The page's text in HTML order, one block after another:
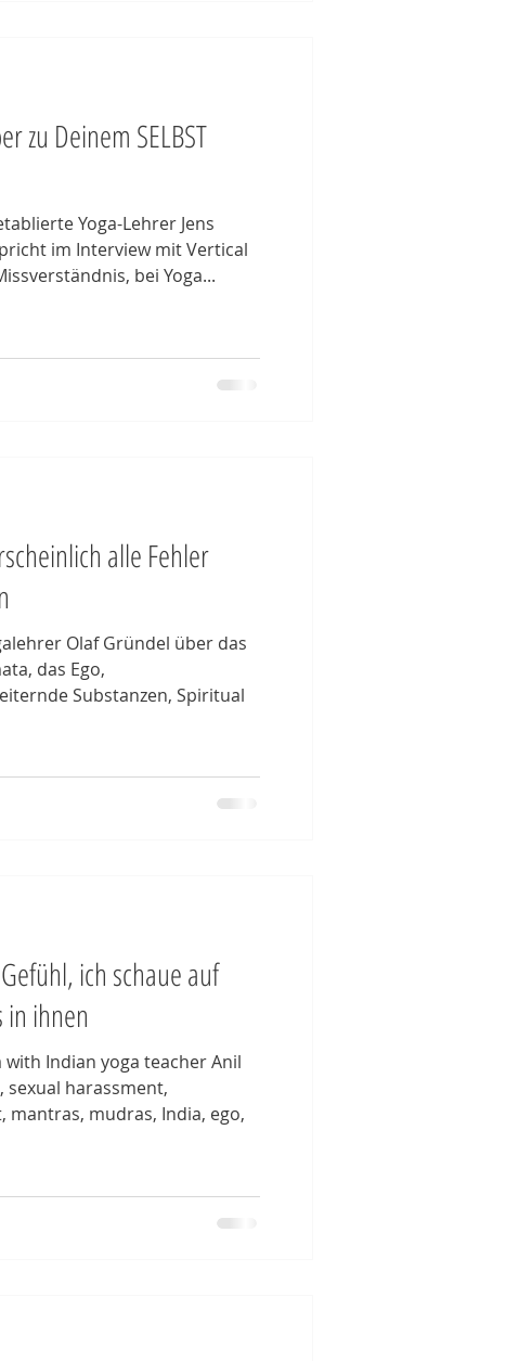
zu Deinem SELBST
Yoga-Lehrer Jens
im Interview mit Vertical
bei Yoga...
alle Fehler
Olaf Gründel über das
das Ego,
Substanzen, Spiritual
ich schaue auf
in ihnen
Indian yoga teacher Anil
sexual harassment,
mantras, mudras, India, ego,